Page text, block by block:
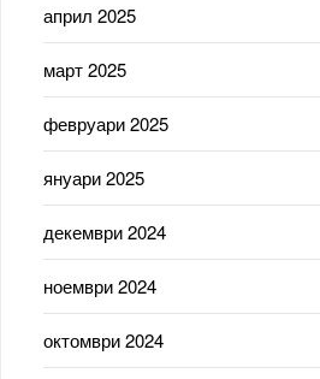
април 2025
март 2025
февруари 2025
януари 2025
декември 2024
ноември 2024
октомври 2024